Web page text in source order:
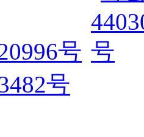
号
号